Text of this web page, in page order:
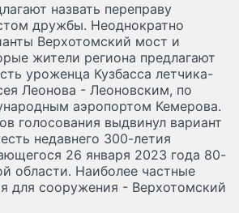
назвать переправу
дружбы. Неоднократно
Верхотомский мост и
жители региона предлагают
уроженца Кузбасса летчика-
Леонова - Леоновским, по
аэропортом Кемерова.
голосования выдвинул вариант
недавнего 300-летия
26 января 2023 года 80-
области. Наиболее частные
для сооружения - Верхотомский